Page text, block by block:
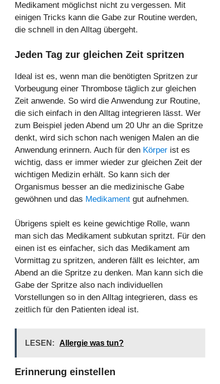
Medikament möglichst nicht zu vergessen. Mit
einigen Tricks kann die Gabe zur Routine werden,
die schnell in den Alltag übergeht.
Jeden Tag zur gleichen Zeit spritzen
Ideal ist es, wenn man die benötigten Spritzen zur
Vorbeugung einer Thrombose täglich zur gleichen
Zeit anwende. So wird die Anwendung zur Routine,
die sich einfach in den Alltag integrieren lässt. Wer
zum Beispiel jeden Abend um 20 Uhr an die Spritze
denkt, wird sich schon nach wenigen Malen an die
Anwendung erinnern. Auch für den Körper ist es
wichtig, dass er immer wieder zur gleichen Zeit der
wichtigen Medizin erhält. So kann sich der
Organismus besser an die medizinische Gabe
gewöhnen und das Medikament gut aufnehmen.
Übrigens spielt es keine gewichtige Rolle, wann
man sich das Medikament subkutan spritzt. Für den
einen ist es einfacher, sich das Medikament am
Vormittag zu spritzen, anderen fällt es leichter, am
Abend an die Spritze zu denken. Man kann sich die
Gabe der Spritze also nach individuellen
Vorstellungen so in den Alltag integrieren, dass es
zeitlich für den Patienten ideal ist.
LESEN: Allergie was tun?
Erinnerung einstellen